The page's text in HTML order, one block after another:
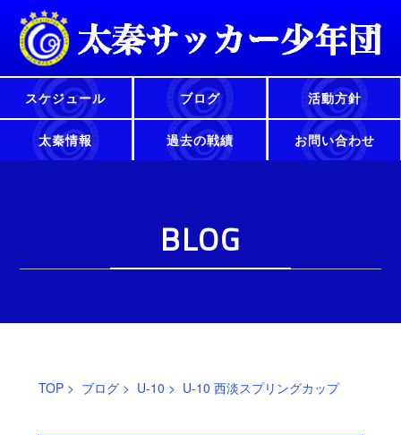
スケジュール ブログ 活動方針
太秦情報 過去の戦績 お問い合わせ
BLOG
TOP> ブログ> U-10 > U-10 西淡スプリングカップ